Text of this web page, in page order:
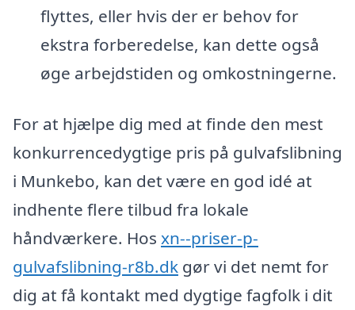
flyttes, eller hvis der er behov for
ekstra forberedelse, kan dette også
øge arbejdstiden og omkostningerne.
For at hjælpe dig med at finde den mest
konkurrencedygtige pris på gulvafslibning
i Munkebo, kan det være en god idé at
indhente flere tilbud fra lokale
håndværkere. Hos xn--priser-p-
gulvafslibning-r8b.dk gør vi det nemt for
dig at få kontakt med dygtige fagfolk i dit